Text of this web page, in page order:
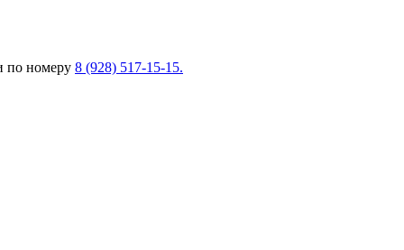
по номеру 8 (928) 517-15-15.